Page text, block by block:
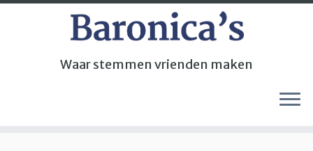
Waar stemmen vrienden maken